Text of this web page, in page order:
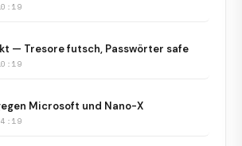
— Tresore futsch, Passwörter safe
Microsoft und Nano-X